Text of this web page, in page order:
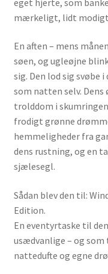
mærkeligt, lidt
En aften – mens
søen, og ugleøjne
sig. Den lod sig svøbe
som natten selv.
trolddom i
frodigt grønne
hemmeligheder fra
dens rustning, og en
sjælesegl.
Sådan blev den til:
Edition.
En eventyrtaske til
usædvanlige – og som
nattedufte og egne